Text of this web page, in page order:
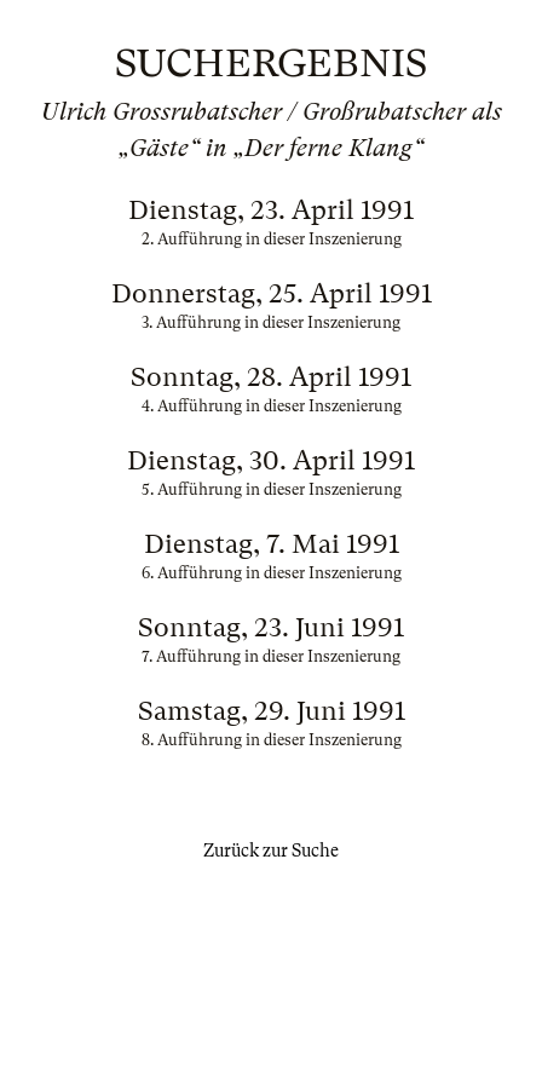
SUCHERGEBNIS
Ulrich Grossrubatscher / Großrubatscher als
„Gäste“ in „Der ferne Klang“
Dienstag, 23. April 1991
2. Aufführung in dieser Inszenierung
Donnerstag, 25. April 1991
3. Aufführung in dieser Inszenierung
Sonntag, 28. April 1991
4. Aufführung in dieser Inszenierung
Dienstag, 30. April 1991
5. Aufführung in dieser Inszenierung
Dienstag, 7. Mai 1991
6. Aufführung in dieser Inszenierung
Sonntag, 23. Juni 1991
7. Aufführung in dieser Inszenierung
Samstag, 29. Juni 1991
8. Aufführung in dieser Inszenierung
Zurück zur Suche